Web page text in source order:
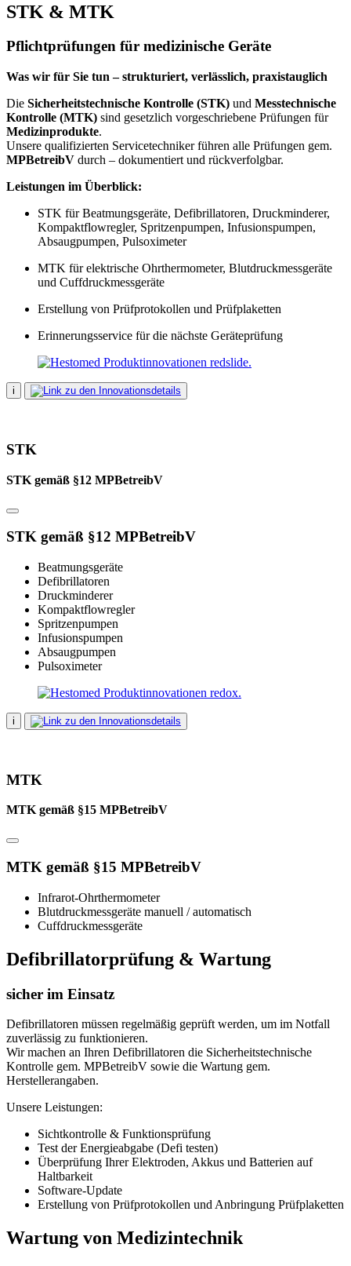
STK & MTK
Pflichtprüfungen für medizinische Geräte
Was wir für Sie tun – strukturiert, verlässlich, praxistauglich
Die Sicherheitstechnische Kontrolle (STK) und Messtechnische
Kontrolle (MTK) sind gesetzlich vorgeschriebene Prüfungen für
Medizinprodukte.
Unsere qualifizierten Servicetechniker führen alle Prüfungen gem.
MPBetreibV durch – dokumentiert und rückverfolgbar.
Leistungen im Überblick:
STK für Beatmungsgeräte, Defibrillatoren, Druckminderer,
Kompaktflowregler, Spritzenpumpen, Infusionspumpen,
Absaugpumpen, Pulsoximeter
MTK für elektrische Ohrthermometer, Blutdruckmessgeräte
und Cuffdruckmessgeräte
Erstellung von Prüfprotokollen und Prüfplaketten
Erinnerungsservice für die nächste Geräteprüfung
i
STK
STK gemäß §12 MPBetreibV
STK gemäß §12 MPBetreibV
Beatmungsgeräte
Defibrillatoren
Druckminderer
Kompaktflowregler
Spritzenpumpen
Infusionspumpen
Absaugpumpen
Pulsoximeter
i
MTK
MTK gemäß §15 MPBetreibV
MTK gemäß §15 MPBetreibV
Infrarot-Ohrthermometer
Blutdruckmessgeräte manuell / automatisch
Cuffdruckmessgeräte
Defibrillatorprüfung & Wartung
sicher im Einsatz
Defibrillatoren müssen regelmäßig geprüft werden, um im Notfall
zuverlässig zu funktionieren.
Wir machen an Ihren Defibrillatoren die Sicherheitstechnische
Kontrolle gem. MPBetreibV sowie die Wartung gem.
Herstellerangaben.
Unsere Leistungen:
Sichtkontrolle & Funktionsprüfung
Test der Energieabgabe (Defi testen)
Überprüfung Ihrer Elektroden, Akkus und Batterien auf
Haltbarkeit
Software-Update
Erstellung von Prüfprotokollen und Anbringung Prüfplaketten
Wartung von Medizintechnik